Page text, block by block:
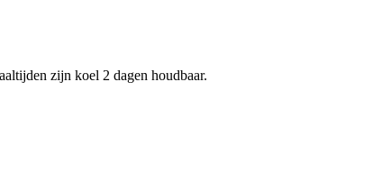
zijn koel 2 dagen houdbaar.